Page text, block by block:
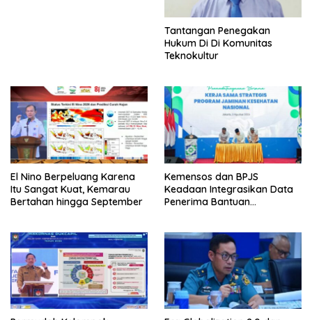
Tantangan Penegakan
Hukum Di Di Komunitas
Teknokultur
El Nino Berpeluang Karena
Itu Sangat Kuat, Kemarau
Bertahan hingga September
Kemensos dan BPJS
Keadaan Integrasikan Data
Penerima Bantuan